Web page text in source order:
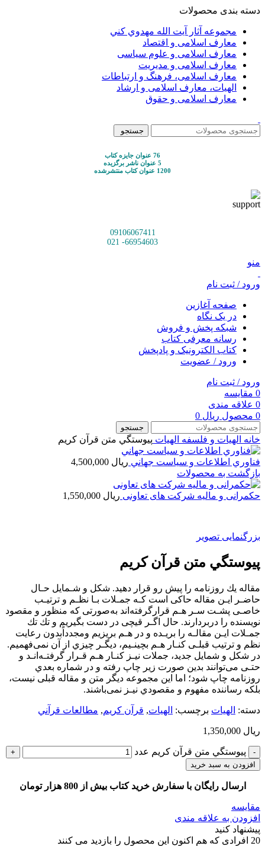
دسته بندی محصولات
مجموعه آثار آيت الله مهدوي كني
معارف اسلامی و اقتصاد
معارف اسلامی و علوم سیاسی
معارف اسلامی و مدیریت
معارف اسلامی، فرهنگ و ارتباطات
الهیات، معارف اسلامی و ارشاد
معارف اسلامی و حقوق
جستجو
76 عنوان جایزه کتاب
5 عنوان ناشر برگزیده
1200 عنوان کتاب منتشرشده
09106067411
66954603- 021
منو
ورود / ثبت نام
صفحه آغازین
در یک نگاه
شبکه پخش و فروش
رسانه معرفی کتاب
کتاب الکترونیک و پادپخش
ورود / عضویت
ورود / ثبت نام
0 مقایسه
0 علاقه مندی
0 محصول ریال
جستجو
خانه الهیات و فلسفه الهيات پيوستگي متن قرآن كريم
فناوري اطلاعات و سياست جهاني ریال
بازگشت به محصولات
حکمرانی و مالیه شرکت های تعاونی ریال
بزرگنمایی تصویر
پيوستگي متن قرآن كريم
ﻣﻘﺎﻟﻪ ﻳﻚ روزﻧﺎﻣﻪ را ﭘﻴﺶ رو ﻗﺮار دﻫﻴﺪ. ﺷﻜﻞ و ﺷـﻤﺎﻳﻞ ﺣـﺎل
ﺣﺎﺿـﺮ اﻳـﻦ ﻣﻘﺎﻟﻪ ﺣﺎﻛﻰ اﺳﺖ ﻛـﻪ ﺟﻤـﻼت ﺑـﺎ ﻧﻈـﻢ و ﺗﺮﺗﻴـﺐ
ﺧﺎﺻـﻰ ﭘﺸـﺖ ﺳـﺮ ﻫـﻢ ﻗﺮارﮔﺮﻓﺘﻪاﻧﺪ ﺑﻪﺻﻮرﺗﻰ ﻛﻪ ﻣﻨﻈﻮر و ﻣﻘﺼﻮد
ﻧﻮﻳﺴﻨﺪه را درﺑﺮدارﻧﺪ. ﺣﺎل اﮔـﺮ ﻗﻴﭽﻰ در دﺳﺖ ﺑﮕﻴﺮﻳﻢ و ﺗﻚ ﺗﻚ
ﺟﻤـﻼت اﻳـﻦ ﻣﻘﺎﻟـﻪ را ﺑﺮﻳـﺪه و در ﻫـﻢ ﺑﺮﻳﺰﻳﻢ وﻣﺠﺪداًﺑﺪون رﻋﺎﻳﺖ
ﻧﻈﻢ و ﺗﺮﺗﻴﺐ ﻗﺒﻠـﻰ ﻛﻨـﺎر ﻫـﻢ ﺑﭽﻴﻨـﻴﻢ، دﻳﮕـﺮ ﭼﻴﺰي از آن ﻧﻤﻰﻓﻬﻤﻴﻢ.
در ﺷﻜﻞ و ﺷﻤﺎﻳﻞ ﺟﺪﻳﺪ، ﺟﻤﻼت ﻧﻴـﺰ ﻛﻨـﺎر ﻫـﻢ ﻗـﺮار ﮔﺮﻓﺘـﻪاﻧـﺪ و
ﺣﺘـﻰ ﻣﻰﺗﻮاﻧﻨﺪ ﺑﺪﻳﻦ ﺻﻮرت زﻳﺮ ﭼﺎپ رﻓﺘﻪ و در ﺷﻤﺎره ﺑﻌﺪي
روزﻧﺎﻣﻪ ﭼﺎپ ﺷﻮد؛ اﻣﺎ اﻳﻦ ﻣﺠﻤﻮﻋﻪ دﻳﮕﺮ ﻣﺘﻦ و ﻣﻘﺎﻟﻪ ﻗﺒﻠﻰ ﻧﻴﺴﺖ،
ﺑﻠﻜﻪ رﺳﺎﻧﻨﺪه ﻣﻔﻬﻮم و ﻣﻘﺼﻮدي ﻧﻴـﺰ ﻧﻤﻰﺑﺎﺷﻨﺪ.
دسته: الهيات برچسب: الهيات, قرآن كريم, مطالعات قرآني
ریال
پيوستگي متن قرآن كريم عدد
افزودن به سبد خرید
ارسال رایگان با سفارش خرید کتاب بیش از 800 هزار تومان
مقایسه
افزودن به علاقه مندی
پیشنهاد کنید
20 افرادی که هم اکنون این محصول را بازدید می کنند